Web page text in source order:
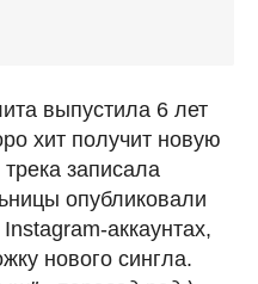
выпустила 6 лет
хит получит новую
записала
опубликовали
аккаунтах,
нового сингла.